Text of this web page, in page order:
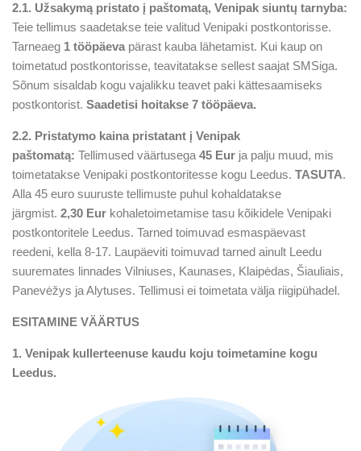
2.1. Užsakymą pristato į paštomatą, Venipak siuntų tarnyba:
Teie tellimus saadetakse teie valitud Venipaki postkontorisse.
Tarneaeg 1 tööpäeva pärast kauba lähetamist. Kui kaup on
toimetatud postkontorisse, teavitatakse sellest saajat SMSiga.
Sõnum sisaldab kogu vajalikku teavet paki kättesaamiseks
postkontorist. Saadetisi hoitakse 7 tööpäeva.
2.2. Pristatymo kaina pristatant į Venipak
paštomatą: Tellimused väärtusega 45 Eur ja palju muud, mis
toimetatakse Venipaki postkontoritesse kogu Leedus. TASUTA.
Alla 45 euro suuruste tellimuste puhul kohaldatakse
järgmist. 2,30 Eur kohaletoimetamise tasu kõikidele Venipaki
postkontoritele Leedus. Tarned toimuvad esmaspäevast
reedeni, kella 8-17. Laupäeviti toimuvad tarned ainult Leedu
suuremates linnades Vilniuses, Kaunases, Klaipėdas, Šiauliais,
Panevėžys ja Alytuses. Tellimusi ei toimetata välja riigipühadel.
ESITAMINE VÄÄRTUS
1. Venipak kullerteenuse kaudu koju toimetamine kogu
Leedus.